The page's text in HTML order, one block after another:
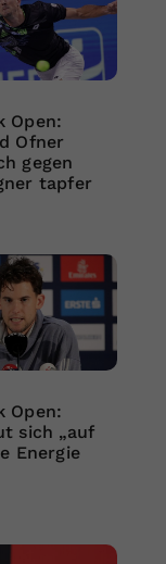
Open:
Ofner
gegen
tapfer
Open:
sich „auf
Energie